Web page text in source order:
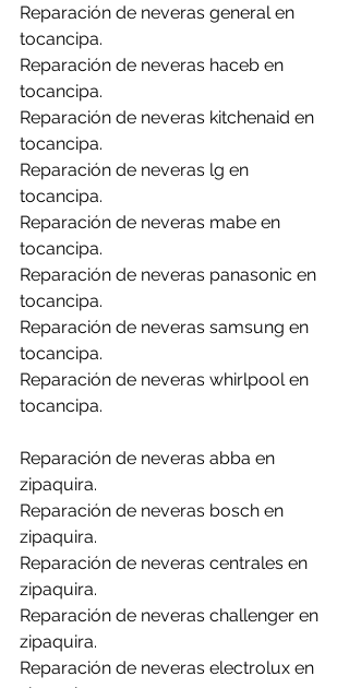
Reparación de neveras general en
tocancipa.
Reparación de neveras haceb en
tocancipa.
Reparación de neveras kitchenaid en
tocancipa.
Reparación de neveras lg en
tocancipa.
Reparación de neveras mabe en
tocancipa.
Reparación de neveras panasonic en
tocancipa.
Reparación de neveras samsung en
tocancipa.
Reparación de neveras whirlpool en
tocancipa.
Reparación de neveras abba en
zipaquira.
Reparación de neveras bosch en
zipaquira.
Reparación de neveras centrales en
zipaquira.
Reparación de neveras challenger en
zipaquira.
Reparación de neveras electrolux en